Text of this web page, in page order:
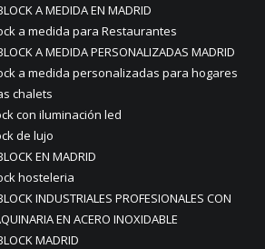
A MEDIDA EN MADRID
a medida para Restaurantes
A MEDIDA PERSONALIZADAS MADRID
a medida personalizadas para hogares
chalets
con iluminación led
de lujo
EN MADRID
hosteleria
INDUSTRIALES PROFESIONALES CON
EN ACERO INOXIDABLE
MADRID